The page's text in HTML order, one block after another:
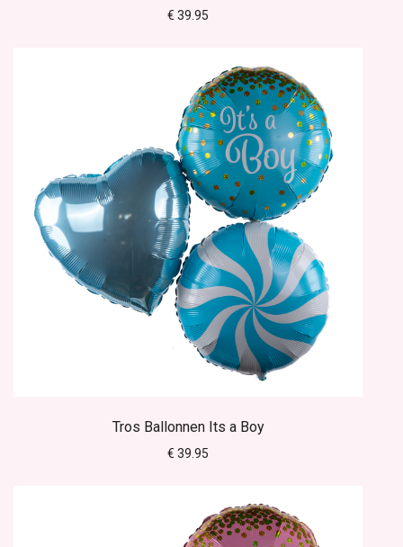
€ 39.95
Tros Ballonnen Its a Boy
€ 39.95